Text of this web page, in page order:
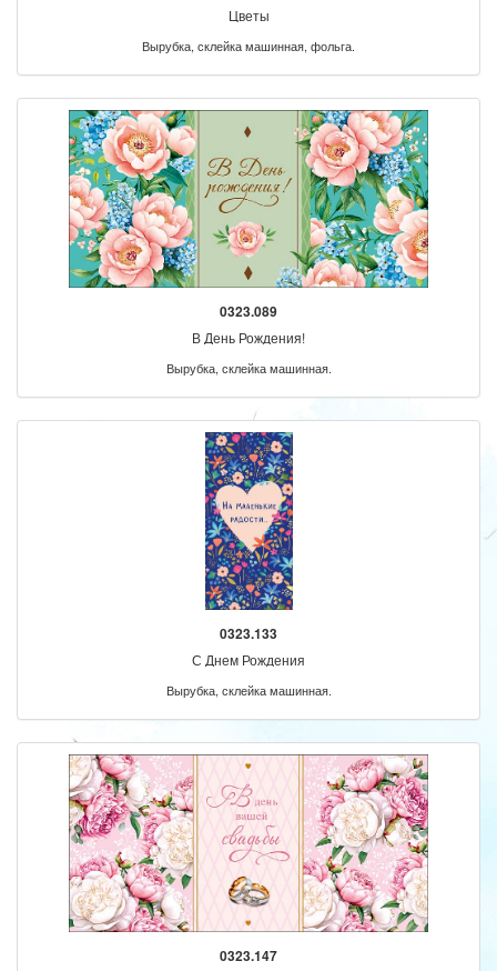
Цветы
Вырубка, склейка машинная, фольга.
0323.089
В День Рождения!
Вырубка, склейка машинная.
0323.133
С Днем Рождения
Вырубка, склейка машинная.
0323.147